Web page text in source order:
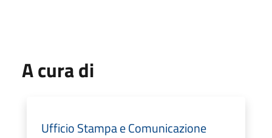
A cura di
Ufficio Stampa e Comunicazione